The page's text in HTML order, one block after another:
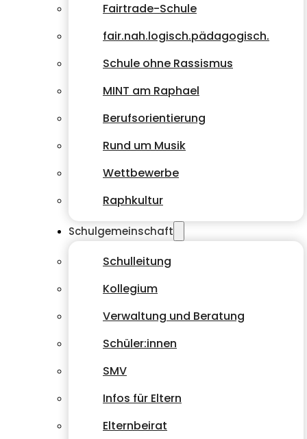
Fairtrade-Schule
fair.nah.logisch.pädagogisch.
Schule ohne Rassismus
MINT am Raphael
Berufsorientierung
Rund um Musik
Wettbewerbe
Raphkultur
Schulgemeinschaft
Schulleitung
Kollegium
Verwaltung und Beratung
Schüler:innen
SMV
Infos für Eltern
Elternbeirat